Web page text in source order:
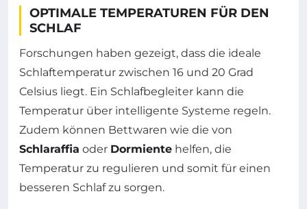
OPTIMALE TEMPERATUREN FÜR DEN
SCHLAF
Forschungen haben gezeigt, dass die ideale
Schlaftemperatur zwischen 16 und 20 Grad
Celsius liegt. Ein Schlafbegleiter kann die
Temperatur über intelligente Systeme regeln.
Zudem können Bettwaren wie die von
Schlaraffia oder Dormiente helfen, die
Temperatur zu regulieren und somit für einen
besseren Schlaf zu sorgen.